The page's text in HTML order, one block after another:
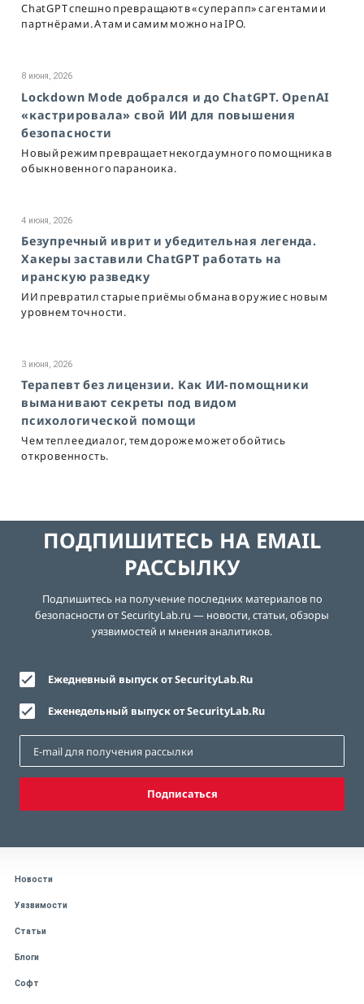
ChatGPT спешно превращают в «суперапп» с агентами и
партнёрами. А там и самим можно на IPO.
8 июня, 2026
Lockdown Mode добрался и до ChatGPT. OpenAI
«кастрировала» свой ИИ для повышения
безопасности
Новый режим превращает некогда умного помощника в
обыкновенного параноика.
4 июня, 2026
Безупречный иврит и убедительная легенда.
Хакеры заставили ChatGPT работать на
иранскую разведку
ИИ превратил старые приёмы обмана в оружие с новым
уровнем точности.
3 июня, 2026
Терапевт без лицензии. Как ИИ-помощники
выманивают секреты под видом
психологической помощи
Чем теплее диалог, тем дороже может обойтись
откровенность.
ПОДПИШИТЕСЬ НА EMAIL
РАССЫЛКУ
Подпишитесь на получение последних материалов по
безопасности от SecurityLab.ru — новости, статьи, обзоры
уязвимостей и мнения аналитиков.
Ежедневный выпуск от SecurityLab.Ru
Еженедельный выпуск от SecurityLab.Ru
Подписаться
Новости
Уязвимости
Статьи
Блоги
Софт